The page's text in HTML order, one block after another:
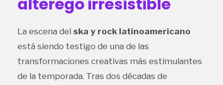
La escena del ska y rock latinoamericano
está siendo testigo de una de las
transformaciones creativas más estimulantes
de la temporada. Tras dos décadas de